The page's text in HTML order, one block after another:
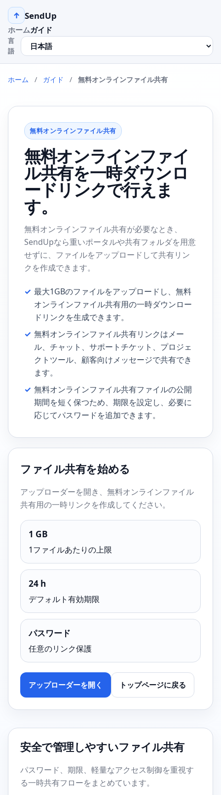
↑ SendUp
ホームガイド
言
語
ホーム / ガイド / 無料オンラインファイル共有
無料オンラインファイル共有
無料オンラインファイ
ル共有を一時ダウンロ
ードリンクで行えま
す。
無料オンラインファイル共有が必要なとき、
SendUpなら重いポータルや共有フォルダを用意
せずに、ファイルをアップロードして共有リン
クを作成できます。
✓ 最大1GBのファイルをアップロードし、無料
オンラインファイル共有用の一時ダウンロー
ドリンクを生成できます。
✓ 無料オンラインファイル共有リンクはメー
ル、チャット、サポートチケット、プロジェ
クトツール、顧客向けメッセージで共有でき
ます。
✓ 無料オンラインファイル共有ファイルの公開
期間を短く保つため、期限を設定し、必要に
応じてパスワードを追加できます。
ファイル共有を始める
アップローダーを開き、無料オンラインファイル
共有用の一時リンクを作成してください。
1 GB
1ファイルあたりの上限
24 h
デフォルト有効期限
パスワード
任意のリンク保護
アップローダーを開く トップページに戻る
安全で管理しやすいファイル共有
パスワード、期限、軽量なアクセス制御を重視す
る一時共有フローをまとめています。